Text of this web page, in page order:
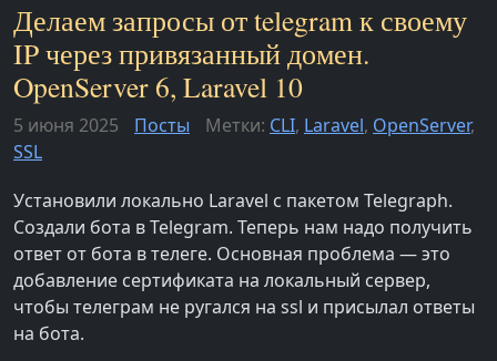
Делаем запросы от telegram к своему
IP через привязанный домен.
OpenServer 6, Laravel 10
5 июня 2025 Посты Метки: CLI, Laravel, OpenServer,
SSL
Установили локально Laravel с пакетом Telegraph.
Создали бота в Telegram. Теперь нам надо получить
ответ от бота в телеге. Основная проблема — это
добавление сертификата на локальный сервер,
чтобы телеграм не ругался на ssl и присылал ответы
на бота.